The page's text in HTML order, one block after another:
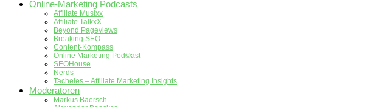
Online-Marketing Podcasts
Affiliate Musixx
Affiliate TalkxX
Beyond Pageviews
Breaking SEO
Content-Kompass
Online Marketing Pod©ast
SEOHouse
Nerds
Tacheles – Affiliate Marketing Insights
Moderatoren
Markus Baersch